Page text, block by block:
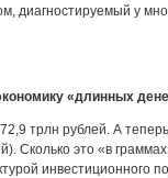
у
«длинных
трлн рублей. А
Сколько это «в